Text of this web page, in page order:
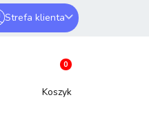
Strefa klienta
Zaloguj się
Dodaj zgłoszenie
0